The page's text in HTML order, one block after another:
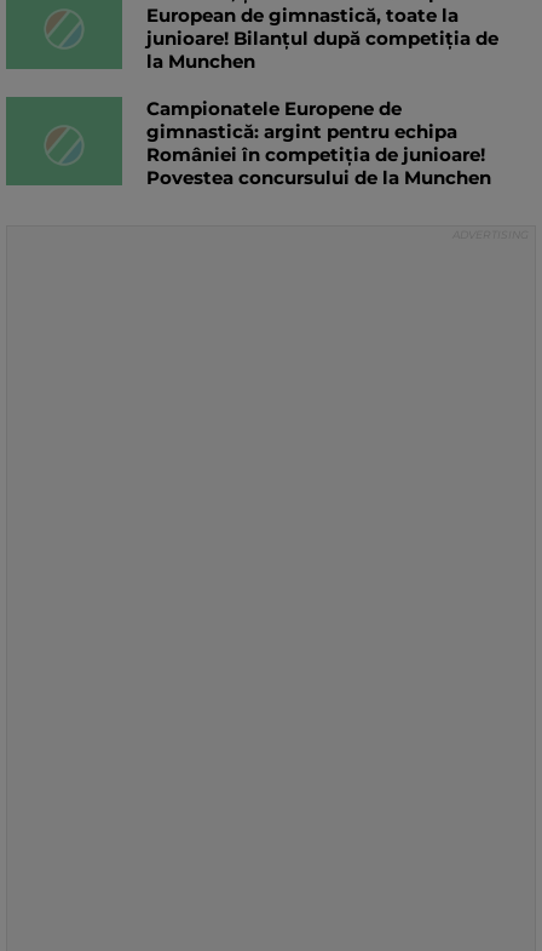
European de gimnastică, toate la
junioare! Bilanțul după competiția de
la Munchen
Campionatele Europene de
gimnastică: argint pentru echipa
României în competiția de junioare!
Povestea concursului de la Munchen